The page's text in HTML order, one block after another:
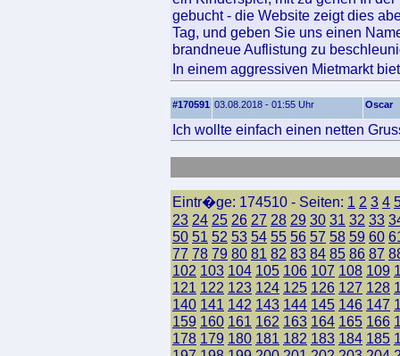
gebucht - die Website zeigt dies
Tag, und geben Sie uns einen
brandneue Auflistung zu
In einem aggressiven Mietmarkt
#170591 03.08.2018 - 01:55 Uhr Oscar
Ich wollte einfach einen netten
Eintr�ge: 174510 - Seiten: 1 2 3 4
23 24 25 26 27 28 29 30 31 32 33
50 51 52 53 54 55 56 57 58 59 60
77 78 79 80 81 82 83 84 85 86 87
102 103 104 105 106 107 108 109
121 122 123 124 125 126 127 128
140 141 142 143 144 145 146 147
159 160 161 162 163 164 165 166
178 179 180 181 182 183 184 185